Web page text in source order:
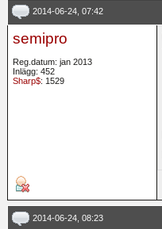
2014-06-24, 07:42
semipro
Reg.datum: jan 2013
Inlägg: 452
Sharp$: 1529
2014-06-24, 08:23